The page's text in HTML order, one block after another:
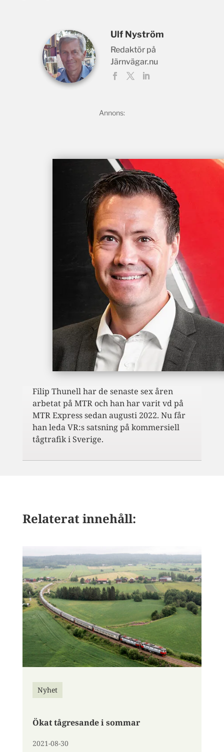
Ulf Nyström
Redaktör på
Järnvägar.nu
Filip Thunell har de senaste sex åren
arbetat på MTR och han har varit vd på
MTR Express sedan augusti 2022. Nu får
han leda VR:s satsning på kommersiell
tågtrafik i Sverige.
Relaterat innehåll:
Nyhet
Ökat tågresande i sommar
2021-08-30